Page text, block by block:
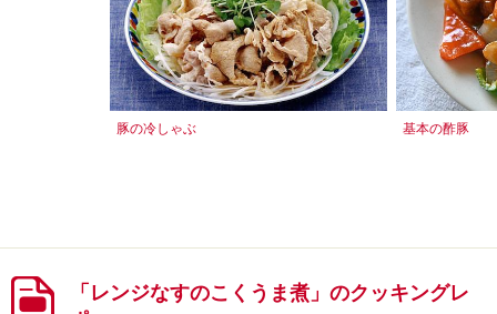
豚の冷しゃぶ 基本の酢豚
「レンジなすのこくうま煮」のクッキングレ